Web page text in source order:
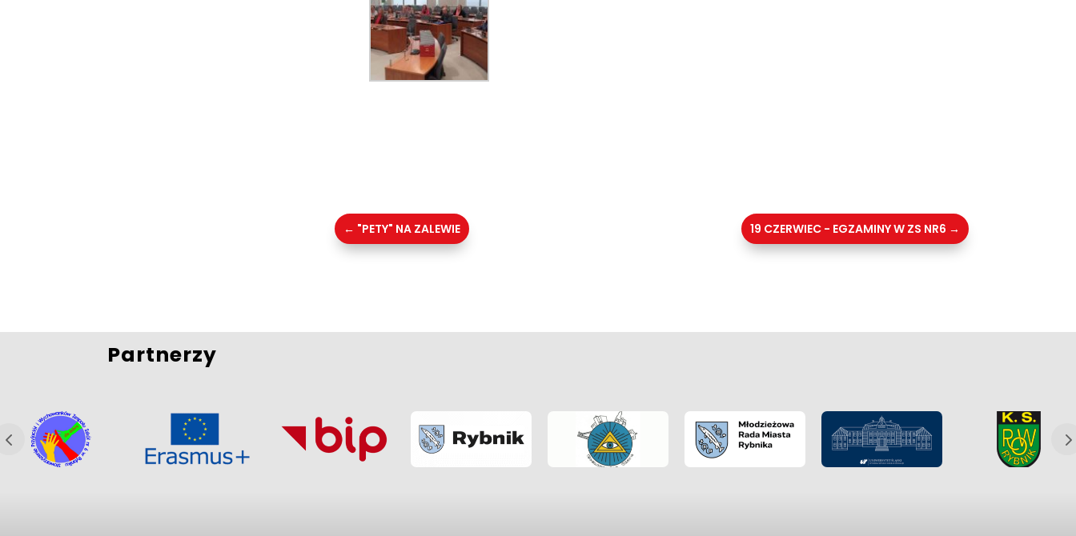
← "PETY" NA ZALEWIE 19 CZERWIEC - EGZAMINY W ZS NR6 →
Partnerzy